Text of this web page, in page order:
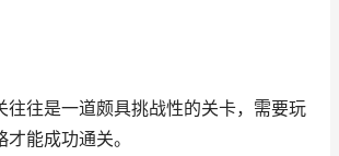
往往是一道颇具挑战性的关卡，需要玩
能成功通关。